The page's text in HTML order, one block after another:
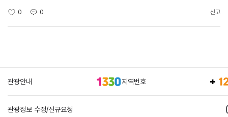
0 0 신고
관광안내 지역번호
관광정보 수정/신규요청